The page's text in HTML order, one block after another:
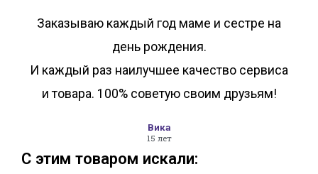
Заказываю каждый год маме и сестре на
день рождения.
И каждый раз наилучшее качество сервиса
и товара. 100% советую своим друзьям!
Вика
15 лет
С этим товаром искали: